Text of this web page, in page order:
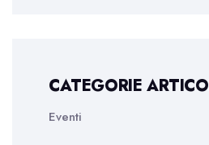
CATEGORIE
Eventi